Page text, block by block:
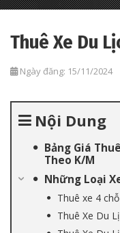
Thuê Xe Du
Ngày đăng: 15/11/2024
Nội Dung
Bảng Giá
Theo K/M
Những Loại
Thuê xe 4
Thuê Xe Du